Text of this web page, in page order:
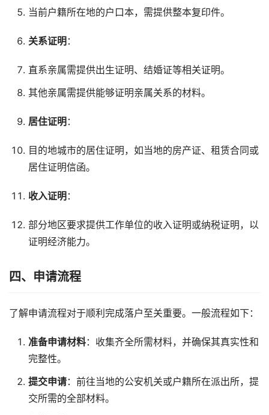
当前户籍所在地的户口本，需提供整本复印件。
关系证明 ：
直系亲属需提供出生证明、结婚证等相关证明。
其他亲属需提供能够证明亲属关系的材料。
居住证明 ：
目的地城市的居住证明，如当地的房产证、租赁合同或
居住证明信函。
收入证明 ：
部分地区要求提供工作单位的收入证明或纳税证明，以
证明经济能力。
四、申请流程
了解申请流程对于顺利完成落户至关重要。一般流程如下：
准备申请材料：收集齐全所需材料，并确保其真实性和
完整性。
提交申请：前往当地的公安机关或户籍所在派出所，提
交所需的全部材料。